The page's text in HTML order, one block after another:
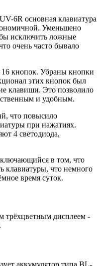
6R основная клавиатура
Уменьшено
исключить ложные
очень часто бывало
кнопок. Убраны кнопки
этих кнопок был
клавиши. Это позволило
и удобным.
что повысило
при нажатиях.
4 светодиода,
в том, что
клавиатуры, что немного
время суток.
трёхцветным дисплеем -
аккумулятор типа BL-